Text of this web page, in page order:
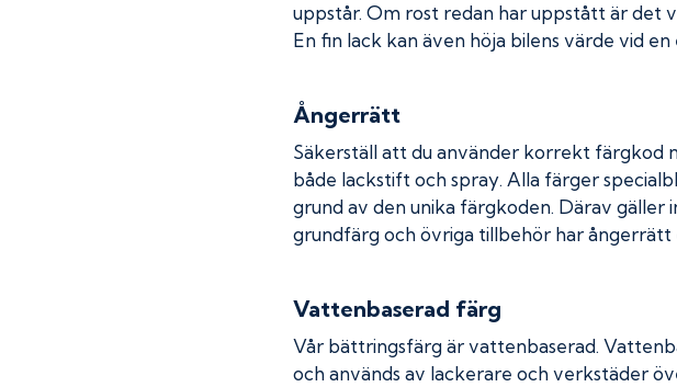
uppstår. Om rost redan har uppstått är det
En fin lack kan även höja bilens värde vid
Ångerrätt
Säkerställ att du använder korrekt färgkod
både lackstift och spray. Alla färger
grund av den unika färgkoden. Därav gäller
grundfärg och övriga tillbehör har ångerrätt
Vattenbaserad färg
Vår bättringsfärg är vattenbaserad.
och används av lackerare och verkstäder